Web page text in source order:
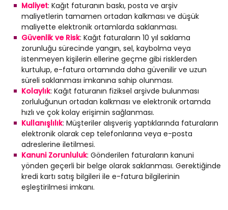
Maliyet: Kağıt faturanın baskı, posta ve arşiv
maliyetlerin tamamen ortadan kalkması ve düşük
maliyette elektronik ortamlarda saklanması.
Güvenlik ve Risk: Kağıt faturaların 10 yıl saklama
zorunluğu sürecinde yangın, sel, kaybolma veya
istenmeyen kişilerin ellerine geçme gibi risklerden
kurtulup, e-fatura ortamında daha güvenilir ve uzun
süreli saklanması imkanına sahip olunması.
Kolaylık: Kağıt faturanın fiziksel arşivde bulunması
zorluluğunun ortadan kalkması ve elektronik ortamda
hızlı ve çok kolay erişimin sağlanması.
Kullanışlılık: Müşteriler alışveriş yaptıklarında faturaların
elektronik olarak cep telefonlarına veya e-posta
adreslerine iletilmesi.
Kanuni Zorunluluk: Gönderilen faturaların kanuni
yönden geçerli bir belge olarak saklanması. Gerektiğinde
kredi kartı satış bilgileri ile e-fatura bilgilerinin
eşleştirilmesi imkanı.